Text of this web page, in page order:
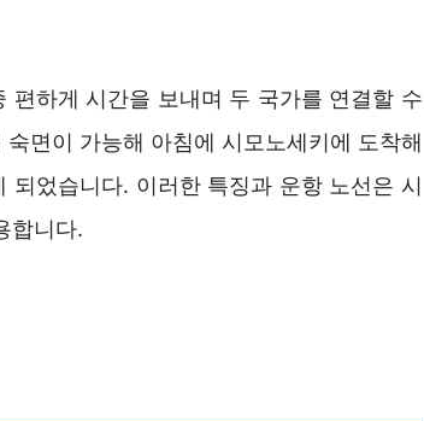
하게 시간을 보내며 두 국가를 연결할 수
면이 가능해 아침에 시모노세키에 도착해
었습니다. 이러한 특징과 운항 노선은 시
합니다.